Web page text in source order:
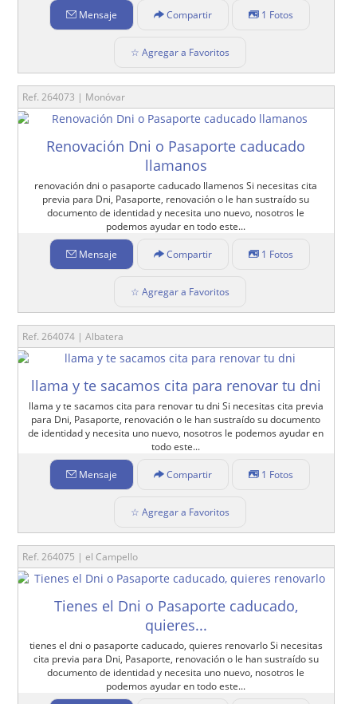
Mensaje Compartir 1 Fotos
☆ Agregar a Favoritos
Ref. 264073 | Monóvar
Renovación Dni o Pasaporte caducado
llamanos
renovación dni o pasaporte caducado llamenos Si necesitas cita
previa para Dni, Pasaporte, renovación o le han sustraído su
documento de identidad y necesita uno nuevo, nosotros le
podemos ayudar en todo este...
Mensaje Compartir 1 Fotos
☆ Agregar a Favoritos
Ref. 264074 | Albatera
llama y te sacamos cita para renovar tu dni
llama y te sacamos cita para renovar tu dni Si necesitas cita previa
para Dni, Pasaporte, renovación o le han sustraído su documento
de identidad y necesita uno nuevo, nosotros le podemos ayudar en
todo este...
Mensaje Compartir 1 Fotos
☆ Agregar a Favoritos
Ref. 264075 | el Campello
Tienes el Dni o Pasaporte caducado,
quieres...
tienes el dni o pasaporte caducado, quieres renovarlo Si necesitas
cita previa para Dni, Pasaporte, renovación o le han sustraído su
documento de identidad y necesita uno nuevo, nosotros le
podemos ayudar en todo este...